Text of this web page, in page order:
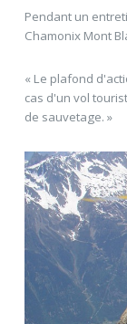
Pendant un
Chamonix Mont
« Le plafond
cas d'un vol
de sauvetage. »